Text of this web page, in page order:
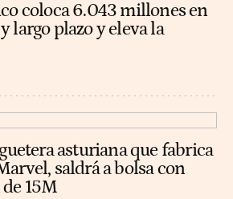
coloca 6.043 millones en
largo plazo y eleva la
asturiana que fabrica
saldrá a bolsa con
15M